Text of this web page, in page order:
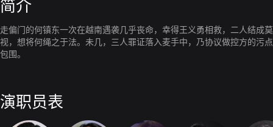
简介
走偏门的何镇东一次在越南遇袭几乎丧命，幸得王义勇相救，二人结成
视，想将何绳之于法。未几，三人罪证落入麦手中，乃协议做控方的污
包围。
演职员表